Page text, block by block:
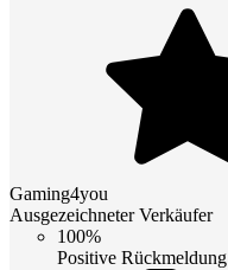
Gaming4you
Ausgezeichneter Verkäufer
100%
Positive Rückmeldung